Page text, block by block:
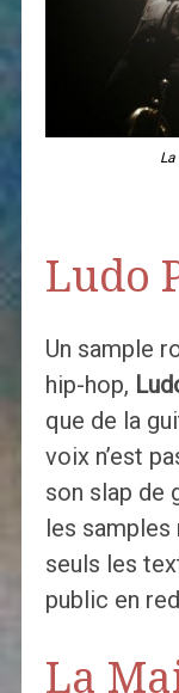
Ludo
Un sample
hip-hop,
que de la
voix n’est
son slap de
les
seuls les
public en
La